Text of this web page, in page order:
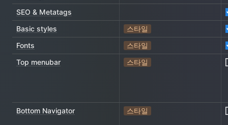
SEO & Metatags
Basic styles
스타일
Fonts
스타일
Top menubar
스타일
Bottom Navigator 스타일